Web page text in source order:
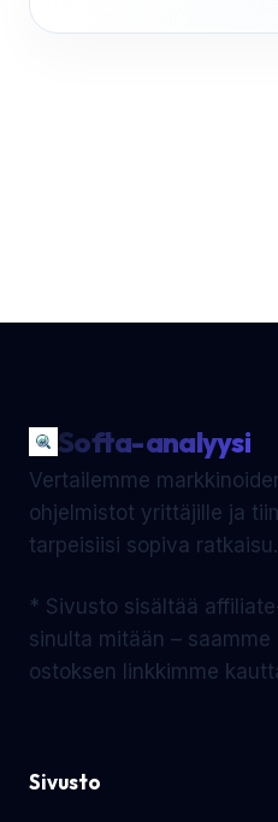
Softa-analyysi
Vertailemme
ohjelmistot yrittäjille ja
tarpeisiisi sopiva ratkaisu.
* Sivusto sisältää
sinulta mitään –
ostoksen linkkimme
Sivusto